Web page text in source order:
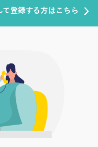
て登録する方はこちら